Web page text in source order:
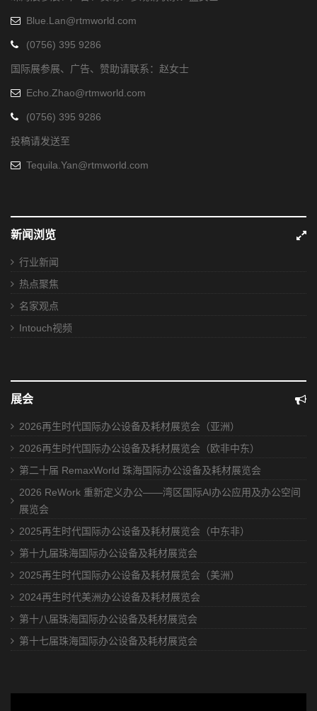
Blue.Lan@rtmworld.com
(0756) 395 9286
国际展参展、广告、赞助请联系：赵女士
Echo.Zhao@rtmworld.com
(0756) 395 9286
投稿请发送至
Tequila.Yan@rtmworld.com
新闻浏览
行业新闻
热点聚焦
名家观点
Intouch视频
展会
2026再生时代国际办公设备及耗材展览会（亚洲）
2026再生时代国际办公设备及耗材展览会（欧非中东）
第二十届 RemaxWorld 珠海国际办公设备及耗材展览会
2026 ReWork 重新定义办公——湾区国际AI办公应用及办公空间
展览会
2025再生时代国际办公设备及耗材展览会（中东非）
第十九届珠海国际办公设备及耗材展览会
2025再生时代国际办公设备及耗材展览会（美洲）
2024再生时代美洲办公设备及耗材展览会
第十八届珠海国际办公设备及耗材展览会
第十七届珠海国际办公设备及耗材展览会